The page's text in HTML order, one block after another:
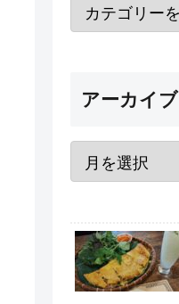
アーカイブ